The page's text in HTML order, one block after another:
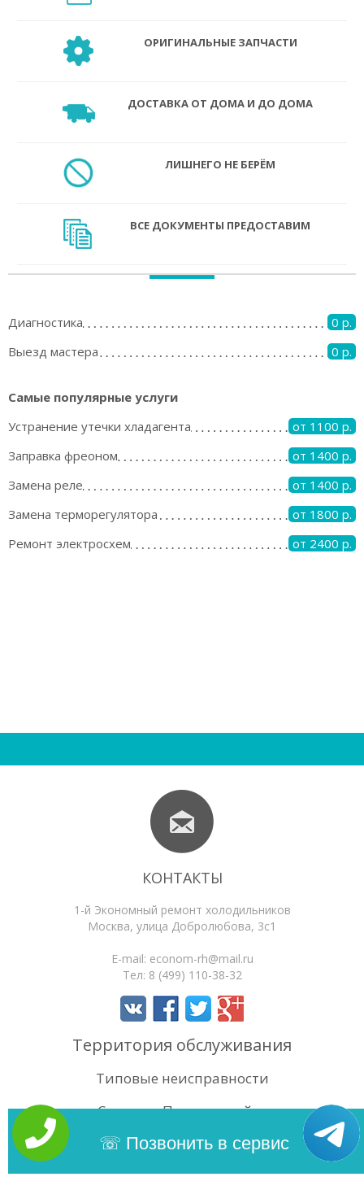
ОРИГИНАЛЬНЫЕ ЗАПЧАСТИ
ДОСТАВКА ОТ ДОМА И ДО ДОМА
ЛИШНЕГО НЕ БЕРЁМ
ВСЕ ДОКУМЕНТЫ ПРЕДОСТАВИМ
Диагностика
0 р.
Выезд мастера
0 р.
Самые популярные услуги
Устранение утечки хладагента
от 1100 р.
Заправка фреоном
от 1400 р.
Замена реле
от 1400 р.
Замена терморегулятора
от 1800 р.
Ремонт электросхем
от 2400 р.
КОНТАКТЫ
1-й Экономный ремонт холодильников
Москва, улица Добролюбова, 3с1
E-mail: econom-rh@mail.ru
Тел: 8 (499) 110-38-32
Территория обслуживания
Типовые неисправности
Статьи
Поиск по сайту
Позвонить в сервис